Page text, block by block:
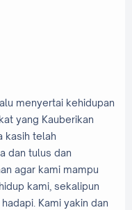
menyertai kehidupan
yang Kauberikan
kasih telah
dan tulus dan
agar kami mampu
kami, sekalipun
Kami yakin dan